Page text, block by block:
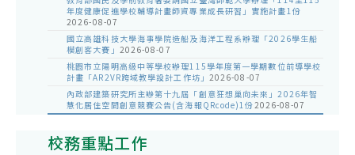
年度健康促進學校輔導計畫師資專業成長研習」實施計畫1份
2026-08-07
國立高雄科技大學海事學院造船及海洋工程系辦理「2026學生船
模創客大賽」 2026-08-07
桃園市立陽明高級中等學校辦理115學年度第一學期數位前導學校
計畫「AR2VR跨域教學設計工作坊」 2026-08-07
內政部建築研究所主辦第十九屆「創意狂想巢向未來」2026年智
慧化居住空間創意競賽公告(含海報QRcode)1份2026-08-07
校務重點工作